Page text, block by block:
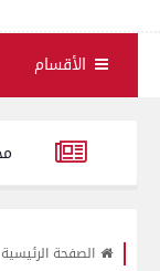
الأقسام
مجهولة المصدر وغير صالحة للاستهلاك الآدمي
الصفحة الرئيسية